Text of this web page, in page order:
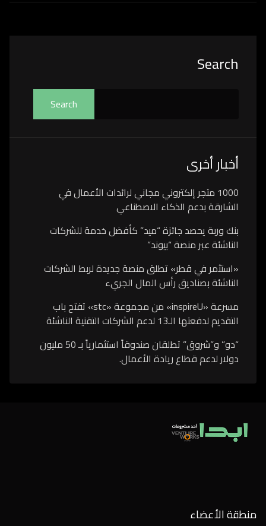
Search
Search
أخبار أخرى
1000 متجر إلكتروني مجاني لرائدات الأعمال في
الشارقة بدعم الذكاء الاصطناعي
بنك وربة يحصد جائزة “ميد” كأفضل خدمة للشركات
الناشئة عبر منصة “بيوند”
«استثمر في قطر» تطلق منصة جديدة لربط الشركات
الناشئة بصناديق رأس المال الجريء
مسرعة «inspireU» من مجموعة «stc» تفتح باب
التقديم لدفعتها الـ13 لدعم الشركات التقنية الناشئة
“دو” و”شروق” تطلقان صندوقاً استثمارياً بـ 50 مليون
دولار لدعم قطاع ريادة الأعمال.
منطقة الأعضاء